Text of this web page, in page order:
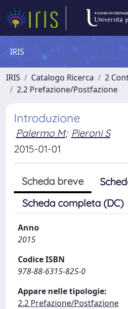
IRIS
IRIS Catalogo Ricerca
2
2.2 Prefazione/Postfazione
Introduzione
Palermo M; Pieroni S
2015-01-01
Scheda breve
Scheda completa (DC)
Anno
2015
Codice ISBN
978-88-6315-825-0
Appare nelle tipologie:
2.2 Prefazione/Postfazione